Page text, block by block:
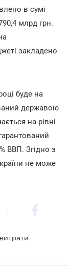
в сумі
млрд грн.
закладено
буде на
державою
на рівні
ВВП. Згідно з
не може